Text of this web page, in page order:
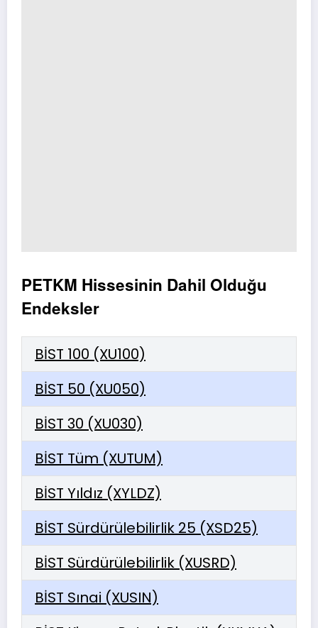
PETKM Hissesinin Dahil Olduğu
Endeksler
BİST 100 (XU100)
BİST 50 (XU050)
BİST 30 (XU030)
BİST Tüm (XUTUM)
BİST Yıldız (XYLDZ)
BİST Sürdürülebilirlik 25 (XSD25)
BİST Sürdürülebilirlik (XUSRD)
BİST Sınai (XUSIN)